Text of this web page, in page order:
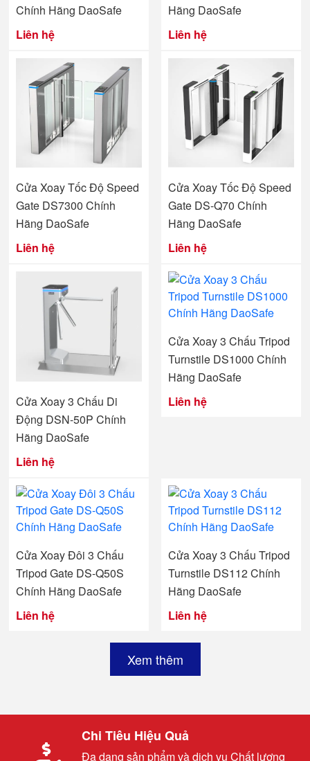
Chính Hãng DaoSafe
Liên hệ
Hãng DaoSafe
Liên hệ
Cửa Xoay Tốc Độ Speed
Gate DS7300 Chính
Hãng DaoSafe
Liên hệ
Cửa Xoay Tốc Độ Speed
Gate DS-Q70 Chính
Hãng DaoSafe
Liên hệ
Cửa Xoay 3 Chấu Di
Động DSN-50P Chính
Hãng DaoSafe
Liên hệ
Cửa Xoay 3 Chấu Tripod
Turnstile DS1000 Chính
Hãng DaoSafe
Liên hệ
Cửa Xoay Đôi 3 Chấu
Tripod Gate DS-Q50S
Chính Hãng DaoSafe
Liên hệ
Cửa Xoay 3 Chấu Tripod
Turnstile DS112 Chính
Hãng DaoSafe
Liên hệ
Xem thêm
Chi Tiêu Hiệu Quả
Đa dạng sản phẩm và dịch vụ Chất lượng